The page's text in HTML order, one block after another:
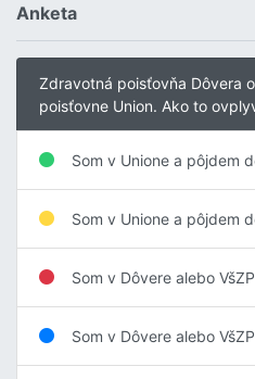
Anketa
Zdravotná poisťovňa Dôvera
poisťovne Union. Ako to
Som v Unione a pôjdem
Som v Unione a pôjdem
Som v Dôvere alebo
Som v Dôvere alebo